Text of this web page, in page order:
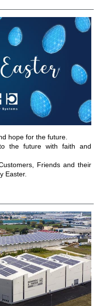
hope for the future.
the future with faith and
Friends and their
Easter.
IR A LA SECCIÓN
IR A LA SECCIÓN